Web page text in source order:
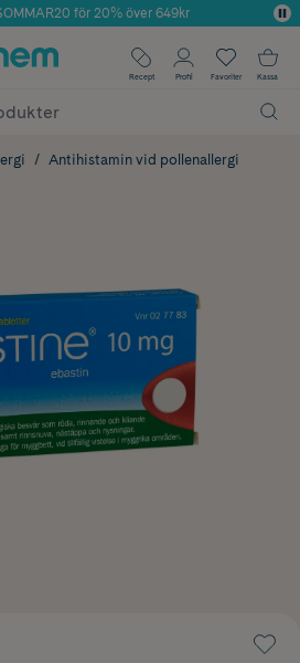
2025 inom Skönhet
för 20% över 649kr
✓ Fri frakt
på alla köp*
Recept Profil Favoriter Kassa
Antihistamin vid pollenallergi